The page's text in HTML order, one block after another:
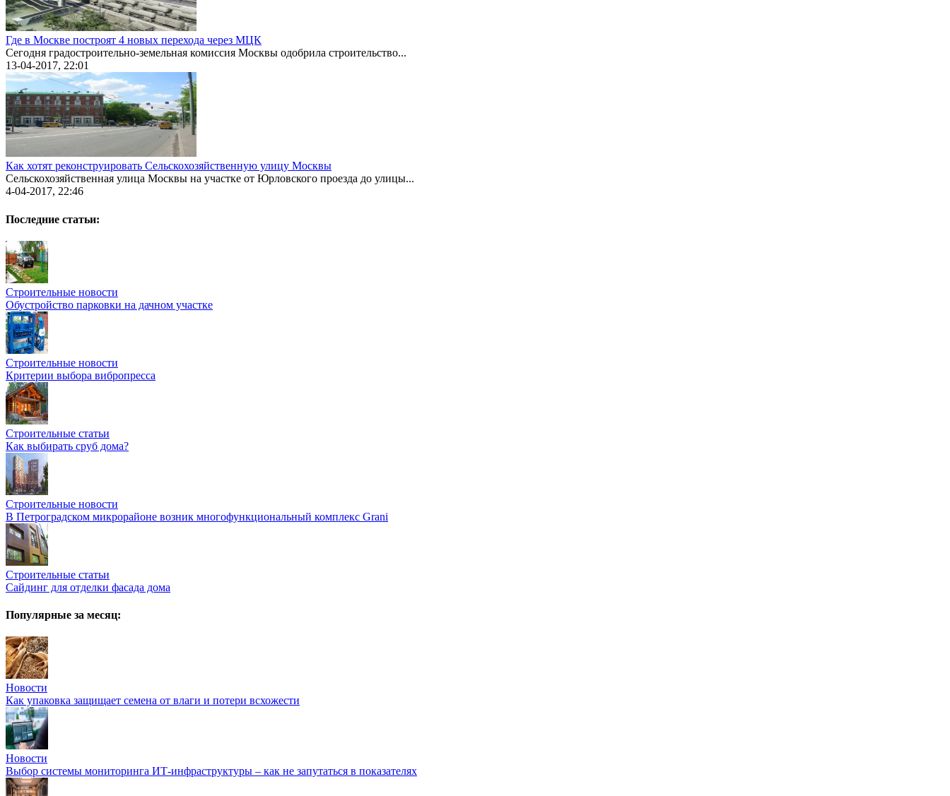
Где в Москве построят 4 новых перехода через МЦК
Сегодня градостроительно-земельная комиссия Москвы одобрила строительство...
13-04-2017, 22:01
Как хотят реконструировать Сельскохозяйственную улицу Москвы
Сельскохозяйственная улица Москвы на участке от Юрловского проезда до улицы...
4-04-2017, 22:46
Последние статьи:
Строительные новости
Обустройство парковки на дачном участке
Строительные новости
Критерии выбора вибропресса
Строительные статьи
Как выбирать сруб дома?
Строительные новости
В Петроградском микрорайоне возник многофункциональный комплекс Grani
Строительные статьи
Сайдинг для отделки фасада дома
Популярные за месяц:
Новости
Как упаковка защищает семена от влаги и потери всхожести
Новости
Выбор системы мониторинга ИТ-инфраструктуры – как не запутаться в показателях